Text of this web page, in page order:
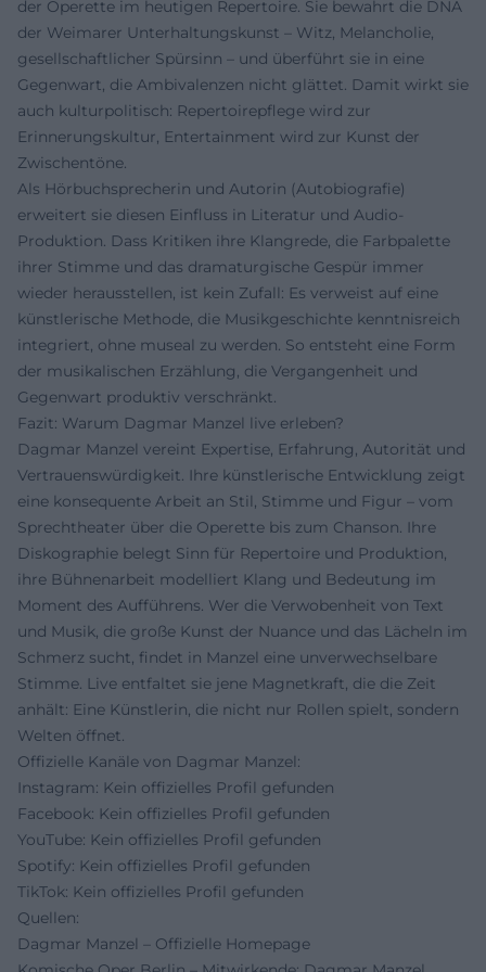
der Operette im heutigen Repertoire. Sie bewahrt die DNA
der Weimarer Unterhaltungskunst – Witz, Melancholie,
gesellschaftlicher Spürsinn – und überführt sie in eine
Gegenwart, die Ambivalenzen nicht glättet. Damit wirkt sie
auch kulturpolitisch: Repertoirepflege wird zur
Erinnerungskultur, Entertainment wird zur Kunst der
Zwischentöne.
Als Hörbuchsprecherin und Autorin (Autobiografie)
erweitert sie diesen Einfluss in Literatur und Audio-
Produktion. Dass Kritiken ihre Klangrede, die Farbpalette
ihrer Stimme und das dramaturgische Gespür immer
wieder herausstellen, ist kein Zufall: Es verweist auf eine
künstlerische Methode, die Musikgeschichte kenntnisreich
integriert, ohne museal zu werden. So entsteht eine Form
der musikalischen Erzählung, die Vergangenheit und
Gegenwart produktiv verschränkt.
Fazit: Warum Dagmar Manzel live erleben?
Dagmar Manzel vereint Expertise, Erfahrung, Autorität und
Vertrauenswürdigkeit. Ihre künstlerische Entwicklung zeigt
eine konsequente Arbeit an Stil, Stimme und Figur – vom
Sprechtheater über die Operette bis zum Chanson. Ihre
Diskographie belegt Sinn für Repertoire und Produktion,
ihre Bühnenarbeit modelliert Klang und Bedeutung im
Moment des Aufführens. Wer die Verwobenheit von Text
und Musik, die große Kunst der Nuance und das Lächeln im
Schmerz sucht, findet in Manzel eine unverwechselbare
Stimme. Live entfaltet sie jene Magnetkraft, die die Zeit
anhält: Eine Künstlerin, die nicht nur Rollen spielt, sondern
Welten öffnet.
Offizielle Kanäle von Dagmar Manzel:
Instagram: Kein offizielles Profil gefunden
Facebook: Kein offizielles Profil gefunden
YouTube: Kein offizielles Profil gefunden
Spotify: Kein offizielles Profil gefunden
TikTok: Kein offizielles Profil gefunden
Quellen:
Dagmar Manzel – Offizielle Homepage